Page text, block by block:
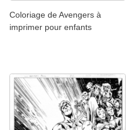
Coloriage de Avengers à
imprimer pour enfants